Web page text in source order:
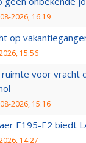
2026, 16:19
op
15:56
voor vracht
2026, 15:16
E195-E2 biedt
14:27